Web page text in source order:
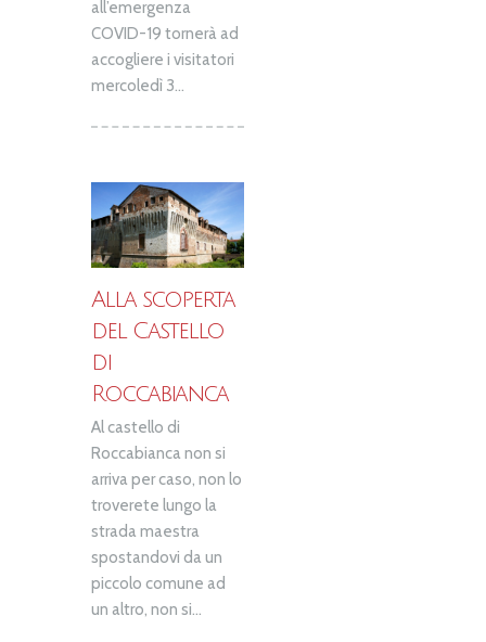
all’emergenza
COVID-19 tornerà ad
accogliere i visitatori
mercoledì 3...
Alla scoperta
del Castello
di
Roccabianca
Al castello di
Roccabianca non si
arriva per caso, non lo
troverete lungo la
strada maestra
spostandovi da un
piccolo comune ad
un altro, non si...